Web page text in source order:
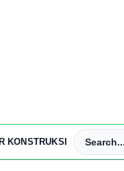
KONSTRUKSI